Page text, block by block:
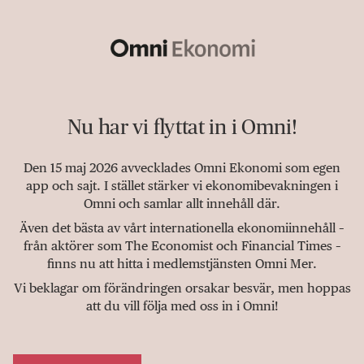
Nu har vi flyttat in i Omni!
Den 15 maj 2026 avvecklades Omni Ekonomi som egen
app och sajt. I stället stärker vi ekonomibevakningen i
Omni och samlar allt innehåll där.
Även det bästa av vårt internationella ekonomiinnehåll –
från aktörer som The Economist och Financial Times –
finns nu att hitta i medlemstjänsten Omni Mer.
Vi beklagar om förändringen orsakar besvär, men hoppas
att du vill följa med oss in i Omni!